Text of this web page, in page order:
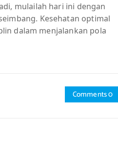
mulailah hari ini dengan
Kesehatan optimal
dalam menjalankan pola
Comments 0